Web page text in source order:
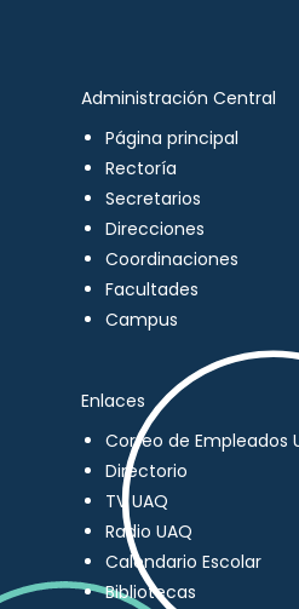
Administración Central
Página principal
Rectoría
Secretarios
Direcciones
Coordinaciones
Facultades
Campus
Enlaces
Correo de Empleados
Directorio
TV UAQ
Radio UAQ
Calendario Escolar
Bibliotecas